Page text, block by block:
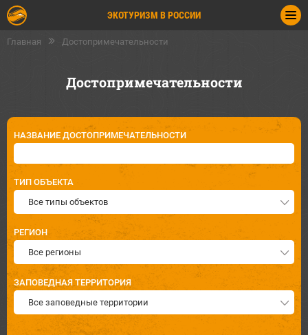
ЭКОТУРИЗМ В РОССИИ
Главная Достопримечательности
Достопримечательности
НАЗВАНИЕ ДОСТОПРИМЕЧАТЕЛЬНОСТИ
ТИП ОБЪЕКТА
Все типы объектов
РЕГИОН
Все регионы
ЗАПОВЕДНАЯ ТЕРРИТОРИЯ
Все заповедные территории